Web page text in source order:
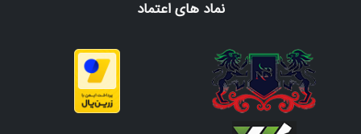
نماد های اعتماد